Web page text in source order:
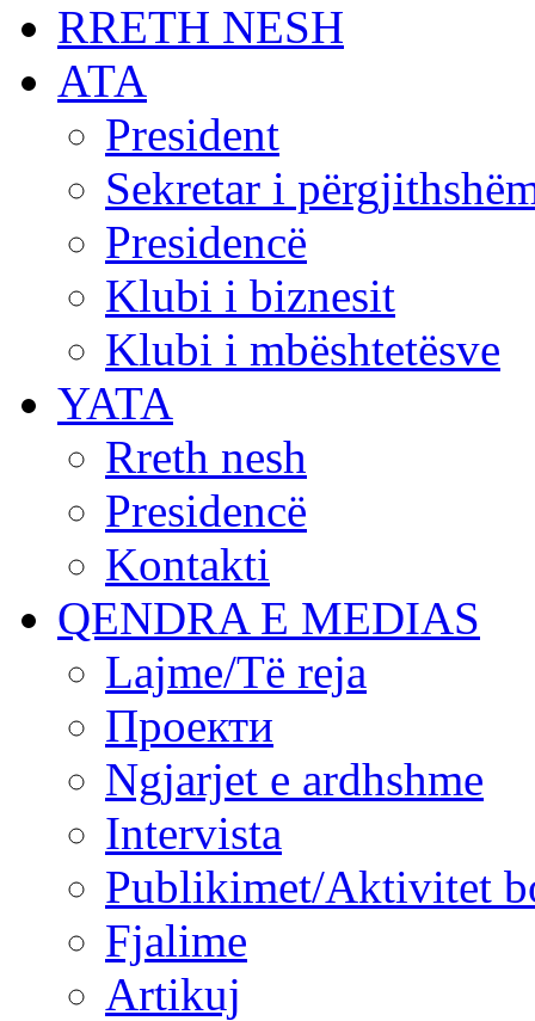
RRETH NESH
АТА
President
Sekretar i
Presidencë
Klubi i biznesit
Klubi i mbështetësve
YATA
Rreth nesh
Presidencë
Kontakti
QENDRA E MEDIAS
Lajme/Të reja
Проекти
Ngjarjet e ardhshme
Intervista
Publikimet/Aktivitet
Fjalime
Artikuj